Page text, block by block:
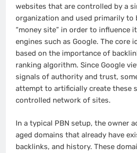
websites that are controlled by a
organization and used primarily to
“money site” in order to influence
engines such as Google. The core
based on the importance of
ranking algorithm. Since Google
signals of authority and trust,
attempt to artificially create these
controlled network of sites.
In a typical PBN setup, the owner
aged domains that already have
backlinks, and history. These